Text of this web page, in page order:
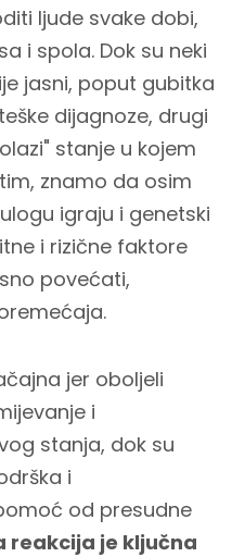
ljude svake dobi,
i spola. Dok su neki
jasni, poput gubitka
dijagnoze, drugi
stanje u kojem
znamo da osim
igraju i genetski
i rizične faktore
povećati,
jer oboljeli
i
stanja, dok su
i
od presudne
reakcija je ključna